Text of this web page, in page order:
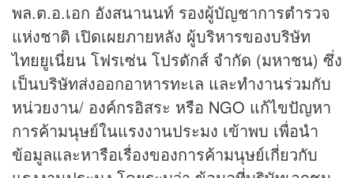
พล.ต.อ.เอก อังสนานนท์ รองผู้บัญชาการตำรวจ
แห่งชาติ เปิดเผยภายหลัง ผู้บริหารของบริษัท
ไทยยูเนี่ยน โฟรเซ่น โปรดักส์ จำกัด (มหาชน) ซึ่ง
เป็นบริษัทส่งออกอาหารทะเล และทำงานร่วมกับ
หน่วยงาน/ องค์กรอิสระ หรือ NGO แก้ไขปัญหา
การค้ามนุษย์ในแรงงานประมง เข้าพบ เพื่อนำ
ข้อมูลและหารือเรื่องของการค้ามนุษย์เกี่ยวกับ